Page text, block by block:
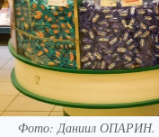
Фото: Даниил ОПАРИН.